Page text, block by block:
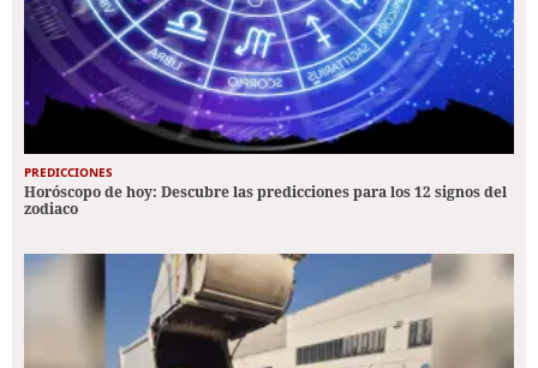
PREDICCIONES
Horóscopo de hoy: Descubre las predicciones para los 12 signos del
zodiaco